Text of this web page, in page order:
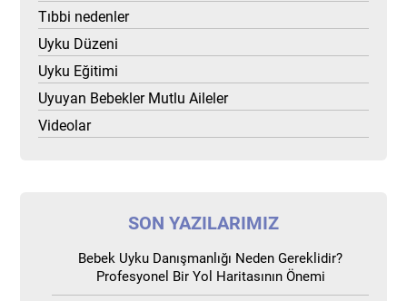
Tıbbi nedenler
Uyku Düzeni
Uyku Eğitimi
Uyuyan Bebekler Mutlu Aileler
Videolar
SON YAZILARIMIZ
Bebek Uyku Danışmanlığı Neden Gereklidir?
Profesyonel Bir Yol Haritasının Önemi